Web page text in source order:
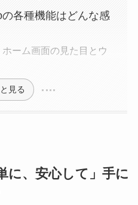
各種機能はどんな感
ーム画面の見た目とウ
見る
に、安心して」手に